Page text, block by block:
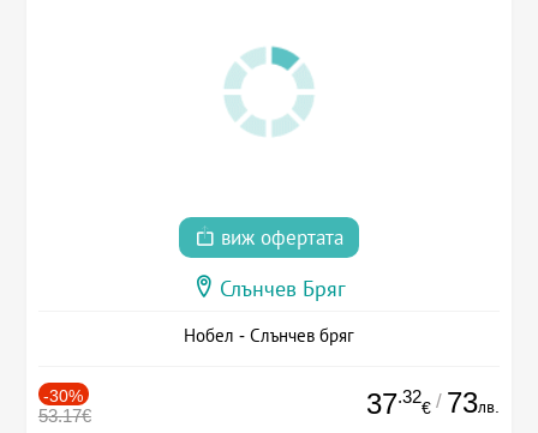
виж офертата
Слънчев Бряг
Нобел - Слънчев бряг
-30%
53.17€ 37.32
€ / 73лв.